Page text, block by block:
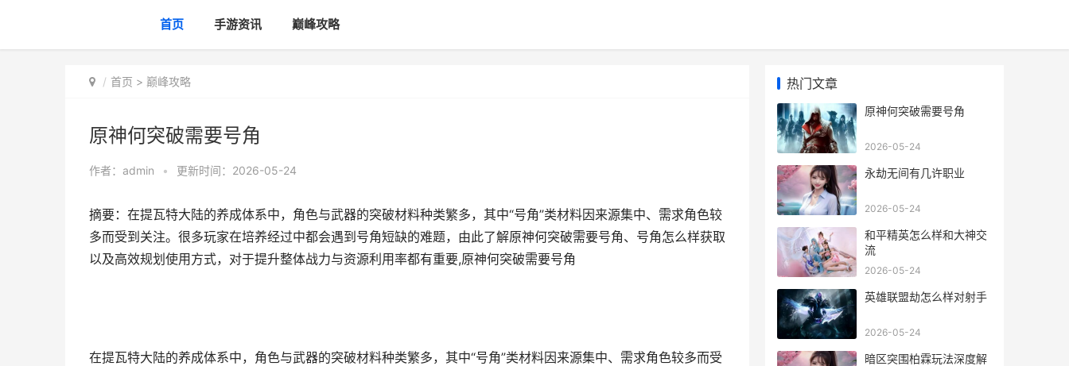
首页 手游资讯 巅峰攻略
首页 > 巅峰攻略
原神何突破需要号角
作者： admin • 更新时间：2026-05-24
摘要：在提瓦特大陆的养成体系中，角色与武器的突破材料种类繁多，其中“号角”类材料因来源集中、需求角色较
多而受到关注。很多玩家在培养经过中都会遇到号角短缺的难题，由此了解原神何突破需要号角、号角怎么样获取
以及高效规划使用方式，对于提升整体战力与资源利用率都有重要,原神何突破需要号角
在提瓦特大陆的养成体系中，角色与武器的突破材料种类繁多，其中“号角”类材料因来源集中、需求角色较多而受
热门文章
原神何突破需要号角
2026-05-24
永劫无间有几许职业
2026-05-24
和平精英怎么样和大神交
流
2026-05-24
英雄联盟劫怎么样对射手
2026-05-24
暗区突围柏霖玩法深度解